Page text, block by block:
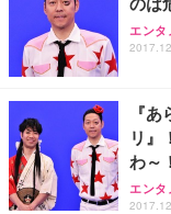
ッシ
ス圧
【
グモ
アイ
ュラ
エンタ
『
リ』
わ～
エンタ